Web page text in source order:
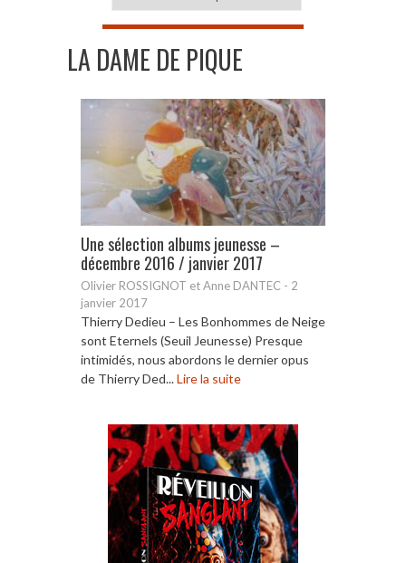
LA DAME DE PIQUE
Une sélection albums jeunesse –
décembre 2016 / janvier 2017
Olivier ROSSIGNOT et Anne DANTEC - 2
janvier 2017
Thierry Dedieu – Les Bonhommes de Neige
sont Eternels (Seuil Jeunesse) Presque
intimidés, nous abordons le dernier opus
de Thierry Ded...Lire la suite